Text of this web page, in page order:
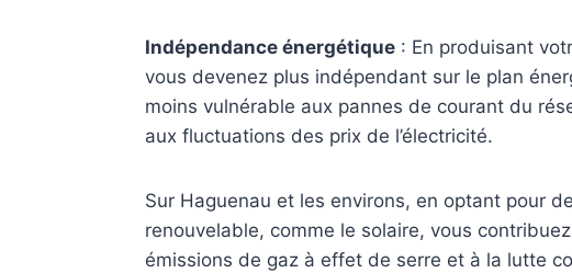
Indépendance énergétique : En produisant
vous devenez plus indépendant sur le plan
moins vulnérable aux pannes de courant du
aux fluctuations des prix de l’électricité.
Sur Haguenau et les environs, en optant pour
renouvelable, comme le solaire, vous
émissions de gaz à effet de serre et à la lutte